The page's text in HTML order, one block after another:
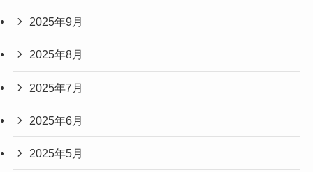
2025年9月
2025年8月
2025年7月
2025年6月
2025年5月